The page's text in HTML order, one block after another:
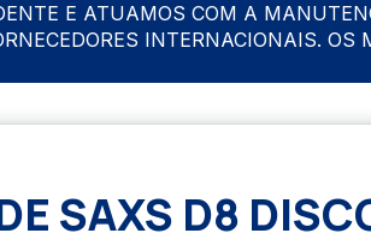
E ATUAMOS COM A
INTERNACIONAIS.
SAXS D8